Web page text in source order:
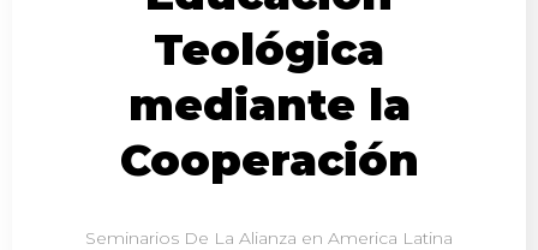
Teológica
mediante la
Cooperación
Seminarios De La Alianza en America Latina